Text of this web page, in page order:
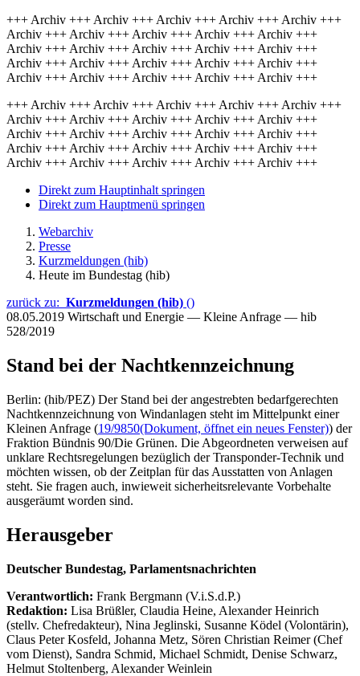
+++ Archiv +++ Archiv +++ Archiv +++ Archiv +++ Archiv +++
Archiv +++ Archiv +++ Archiv +++ Archiv +++ Archiv +++
Archiv +++ Archiv +++ Archiv +++ Archiv +++ Archiv +++
Archiv +++ Archiv +++ Archiv +++ Archiv +++ Archiv +++
Archiv +++ Archiv +++ Archiv +++ Archiv +++ Archiv +++
+++ Archiv +++ Archiv +++ Archiv +++ Archiv +++ Archiv +++
Archiv +++ Archiv +++ Archiv +++ Archiv +++ Archiv +++
Archiv +++ Archiv +++ Archiv +++ Archiv +++ Archiv +++
Archiv +++ Archiv +++ Archiv +++ Archiv +++ Archiv +++
Archiv +++ Archiv +++ Archiv +++ Archiv +++ Archiv +++
Direkt zum Hauptinhalt springen
Direkt zum Hauptmenü springen
Webarchiv
Presse
Kurzmeldungen (hib)
Heute im Bundestag (hib)
zurück zu: Kurzmeldungen (hib) ()
08.05.2019 Wirtschaft und Energie — Kleine Anfrage — hib
528/2019
Stand bei der Nachtkennzeichnung
Berlin: (hib/PEZ) Der Stand bei der angestrebten bedarfgerechten
Nachtkennzeichnung von Windanlagen steht im Mittelpunkt einer
Kleinen Anfrage (19/9850(Dokument, öffnet ein neues Fenster)) der
Fraktion Bündnis 90/Die Grünen. Die Abgeordneten verweisen auf
unklare Rechtsregelungen bezüglich der Transponder-Technik und
möchten wissen, ob der Zeitplan für das Ausstatten von Anlagen
steht. Sie fragen auch, inwieweit sicherheitsrelevante Vorbehalte
ausgeräumt worden sind.
Herausgeber
Deutscher Bundestag, Parlamentsnachrichten
Verantwortlich: Frank Bergmann (V.i.S.d.P.)
Redaktion: Lisa Brüßler, Claudia Heine, Alexander Heinrich
(stellv. Chefredakteur), Nina Jeglinski, Susanne Ködel (Volontärin),
Claus Peter Kosfeld, Johanna Metz, Sören Christian Reimer (Chef
vom Dienst), Sandra Schmid, Michael Schmidt, Denise Schwarz,
Helmut Stoltenberg, Alexander Weinlein